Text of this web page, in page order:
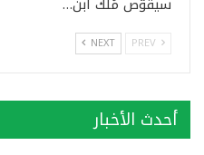
NEXT
أحدث الأخبار